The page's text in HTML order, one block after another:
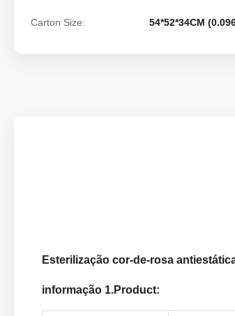
Carton Size: 54*52*34CM
Esterilização cor-de-rosa
informação 1.Product: